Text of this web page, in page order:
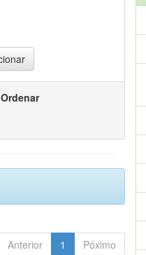
Ordenar
Anterior 1 Póximo